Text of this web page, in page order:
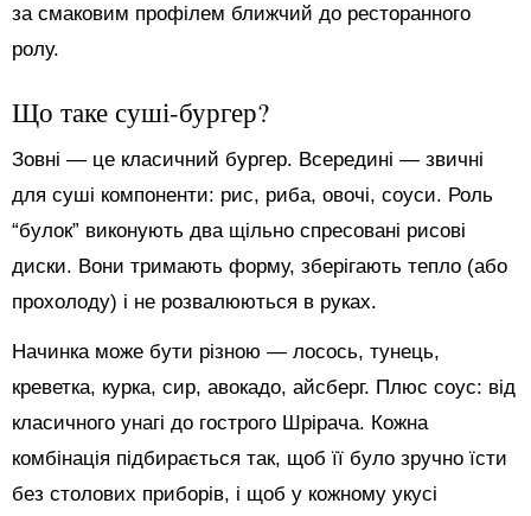
за смаковим профілем ближчий до ресторанного
ролу.
Що таке суші-бургер?
Зовні — це класичний бургер. Всередині — звичні
для суші компоненти: рис, риба, овочі, соуси. Роль
“булок” виконують два щільно спресовані рисові
диски. Вони тримають форму, зберігають тепло (або
прохолоду) і не розвалюються в руках.
Начинка може бути різною — лосось, тунець,
креветка, курка, сир, авокадо, айсберг. Плюс соус: від
класичного унагі до гострого Шрірача. Кожна
комбінація підбирається так, щоб її було зручно їсти
без столових приборів, і щоб у кожному укусі